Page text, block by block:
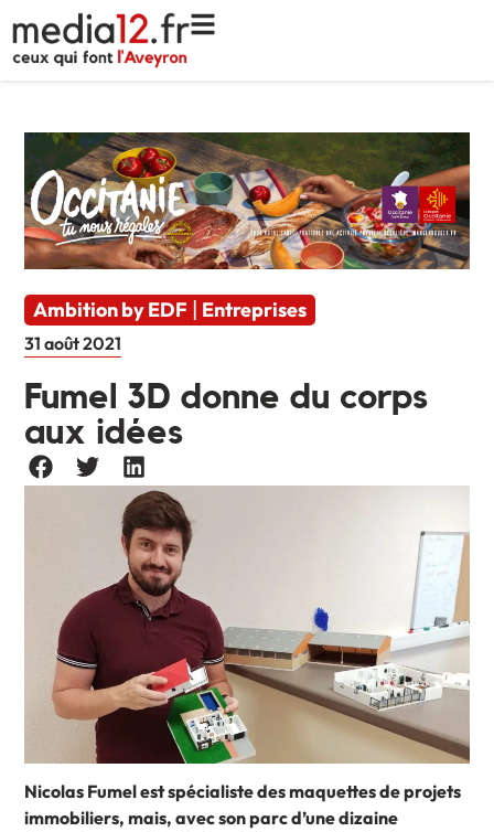
Ambition by EDF Entreprises
31 août 2021
Fumel 3D donne du corps
aux idées
Nicolas Fumel est spécialiste des maquettes de projets
immobiliers, mais, avec son parc d’une dizaine